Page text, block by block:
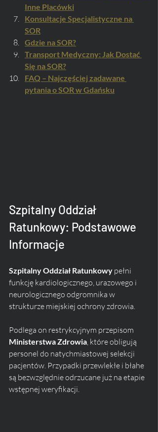
Inne Placówki
Konsultacje Specjalistyczne na
SOR
Gdzie na SOR?
Transport Medyczny: Jak Dostać
Się na SOR?
FAQ – Najczęściej zadawane
pytania o SOR w Gdańsku
Szpitalny Oddział
Ratunkowy: Podstawowe
Informacje
Szpitalny Oddział Ratunkowy pełni
funkcję kardiologicznego, urazowego i
neurologicznego odgromnika w
strukturze miejskiej ochrony zdrowia.
Podlega on restrykcyjnym przepisom
Ministerstwa Zdrowia, które obligują
personel do natychmiastowej selekcji
pacjentów. Przypadki przewlekłe i błahe
są bezwzględnie odrzucane już na etapie
wstępnej weryfikacji.